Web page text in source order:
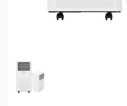
FEATURED IMAGE